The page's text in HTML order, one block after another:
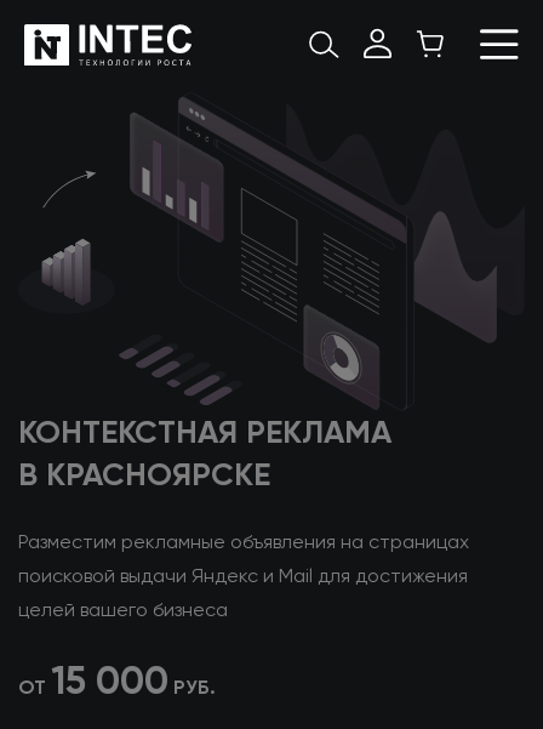
КОНТЕКСТНАЯ РЕКЛАМА
В КРАСНОЯРСКЕ
Разместим рекламные объявления на страницах
поисковой выдачи Яндекс и Mail для достижения
целей вашего бизнеса
ОТ 15 000 РУБ.